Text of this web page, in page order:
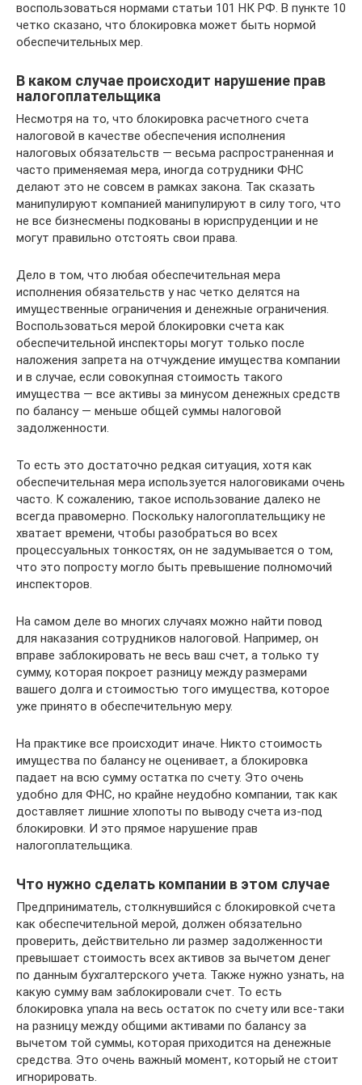
воспользоваться нормами статьи 101 НК РФ. В пункте 10
четко сказано, что блокировка может быть нормой
обеспечительных мер.
В каком случае происходит нарушение прав
налогоплательщика
Несмотря на то, что блокировка расчетного счета
налоговой в качестве обеспечения исполнения
налоговых обязательств — весьма распространенная и
часто применяемая мера, иногда сотрудники ФНС
делают это не совсем в рамках закона. Так сказать
манипулируют компанией манипулируют в силу того, что
не все бизнесмены подкованы в юриспруденции и не
могут правильно отстоять свои права.
Дело в том, что любая обеспечительная мера
исполнения обязательств у нас четко делятся на
имущественные ограничения и денежные ограничения.
Воспользоваться мерой блокировки счета как
обеспечительной инспекторы могут только после
наложения запрета на отчуждение имущества компании
и в случае, если совокупная стоимость такого
имущества — все активы за минусом денежных средств
по балансу — меньше общей суммы налоговой
задолженности.
То есть это достаточно редкая ситуация, хотя как
обеспечительная мера используется налоговиками очень
часто. К сожалению, такое использование далеко не
всегда правомерно. Поскольку налогоплательщику не
хватает времени, чтобы разобраться во всех
процессуальных тонкостях, он не задумывается о том,
что это попросту могло быть превышение полномочий
инспекторов.
На самом деле во многих случаях можно найти повод
для наказания сотрудников налоговой. Например, он
вправе заблокировать не весь ваш счет, а только ту
сумму, которая покроет разницу между размерами
вашего долга и стоимостью того имущества, которое
уже принято в обеспечительную меру.
На практике все происходит иначе. Никто стоимость
имущества по балансу не оценивает, а блокировка
падает на всю сумму остатка по счету. Это очень
удобно для ФНС, но крайне неудобно компании, так как
доставляет лишние хлопоты по выводу счета из-под
блокировки. И это прямое нарушение прав
налогоплательщика.
Что нужно сделать компании в этом случае
Предприниматель, столкнувшийся с блокировкой счета
как обеспечительной мерой, должен обязательно
проверить, действительно ли размер задолженности
превышает стоимость всех активов за вычетом денег
по данным бухгалтерского учета. Также нужно узнать, на
какую сумму вам заблокировали счет. То есть
блокировка упала на весь остаток по счету или все-таки
на разницу между общими активами по балансу за
вычетом той суммы, которая приходится на денежные
средства. Это очень важный момент, который не стоит
игнорировать.